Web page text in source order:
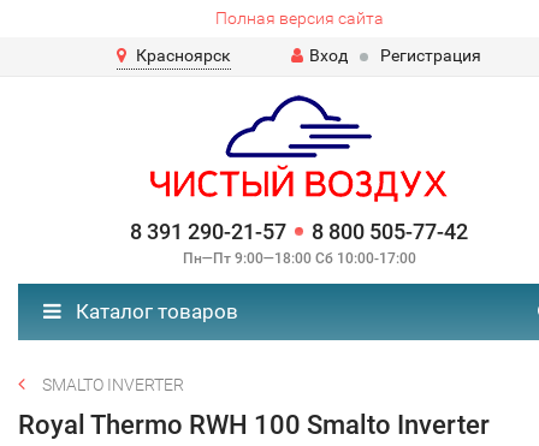
Полная версия сайта
Красноярск
Вход Регистрация
8 391 290-21-57 8 800 505-77-42
Пн—Пт 9:00—18:00 Сб 10:00-17:00
Каталог товаров
SMALTO INVERTER
Royal Thermo RWH 100 Smalto Inverter